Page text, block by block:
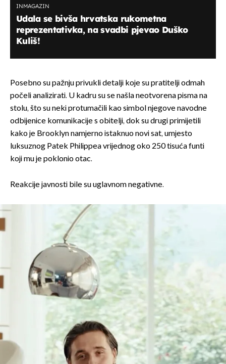
INMAGAZIN
Udala se bivša hrvatska rukometna
reprezentativka, na svadbi pjevao Duško
Kuliš!
Posebno su pažnju privukli detalji koje su pratitelji odmah
počeli analizirati. U kadru su se našla neotvorena pisma na
stolu, što su neki protumačili kao simbol njegove navodne
odbijenice komunikacije s obitelji, dok su drugi primijetili
kako je Brooklyn namjerno istaknuo novi sat, umjesto
luksuznog Patek Philippea vrijednog oko 250 tisuća funti
koji mu je poklonio otac.
Reakcije javnosti bile su uglavnom negativne.